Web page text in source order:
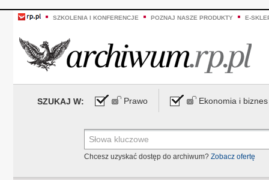
SZKOLENIA I KONFERENCJE POZNAJ NASZE PRODUKTY E-
SZUKAJ W: Prawo Ekonomia i biznes
Chcesz uzyskać dostęp do archiwum? Zobacz ofertę